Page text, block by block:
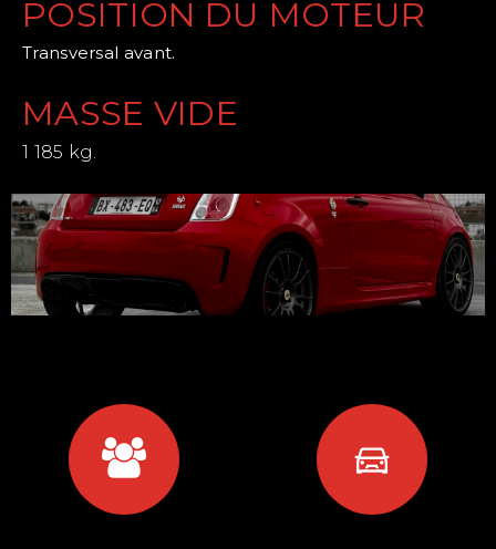
POSITION DU MOTEUR
Transversal avant.
MASSE VIDE
1 185 kg.